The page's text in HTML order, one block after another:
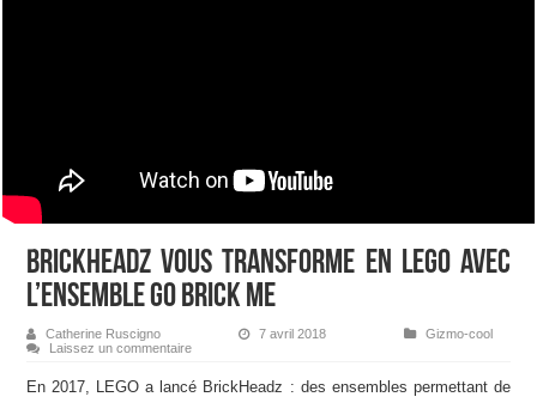
BrickHeadz vous transforme en LEGO avec
l’ensemble Go Brick Me
Catherine Ruscigno 7 avril 2018
Gizmo-cool
Laissez un commentaire
En 2017, LEGO a lancé BrickHeadz : des ensembles permettant de